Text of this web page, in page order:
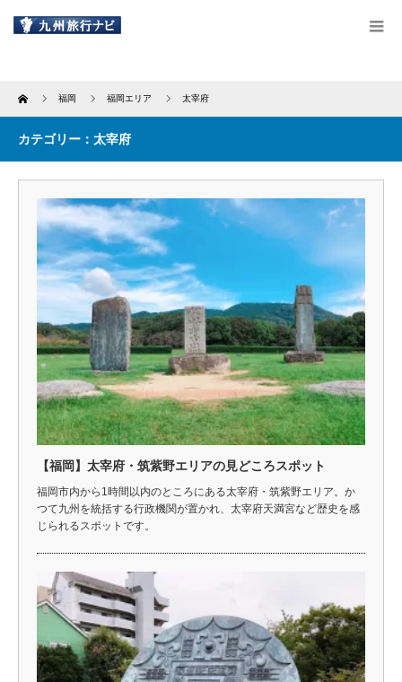
Home 福岡 福岡エリア 太宰府
カテゴリー：太宰府
【福岡】太宰府・筑紫野エリアの見どころスポット
福岡市内から1時間以内のところにある太宰府・筑紫野エリア。か
つて九州を統括する行政機関が置かれ、太宰府天満宮など歴史を感
じられるスポットです。